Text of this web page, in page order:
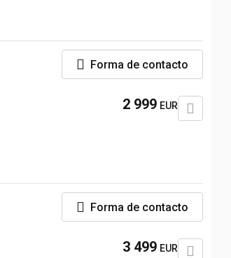
Forma de contacto
2 999 EUR
Forma de contacto
3 499 EUR